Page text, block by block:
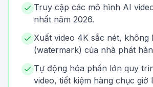
Truy cập các mô hình AI
nhất năm 2026.
Xuất video 4K sắc nét, không
(watermark) của nhà phát
Tự động hóa phần lớn quy
video, tiết kiệm hàng chục giờ